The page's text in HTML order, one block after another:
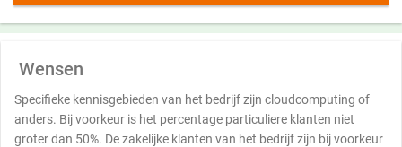
Wensen
Specifieke kennisgebieden van het bedrijf zijn cloudcomputing of
anders. Bij voorkeur is het percentage particuliere klanten niet
groter dan 50%. De zakelijke klanten van het bedrijf zijn bij voorkeur